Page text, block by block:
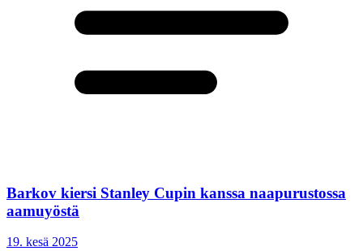
Barkov kiersi Stanley Cupin kanssa naapurustossa
aamuyöstä
19. kesä 2025